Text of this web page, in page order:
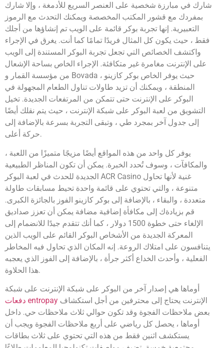
شارك في مبارزة شخصية على العنصر السريع للأدمغة ، وإلا شارك
بمفردك مع قشور المكتب المخصصة ويمكنك التحدث مع الرموز
التعبيرية. إنها تجربة بوكر قائمة على الويب تم إنشاؤها من أجلك
فقط ، حيث يكون كل المثال فريدًا تمامًا كما أنت. يغرق في الإجراء
واكتشف الخصائص التي تجعل تجربة البوكر المستندة إلى الويب
على الإنترنت مغامرة غير متكافئة. الإجراء الخاص بساحة الإشعال
من مؤسسة القمار و Bovada ، حيث يوفر الخاص بوكر كازينو
المنطقة ، ويمكنك أن تزيد طاولات تناول الطعام المجهولة في
البوكر على الإنترنت حتى تتمكن من المرتفعات الجديدة. تخيل
التشويق من لعبة البوكر على شبكة الإنترنت ، حيث يتم نقلك أيضًا
إلى جدول آخر بمجرد طي ، وتبقى التجربة بسرعة بالإضافة إلى
حركة أعلى.
يوفر كل واحد من هذه المواقع أيضًا مزيجًا متميزًا من اللعبة ،
والمكافآت ، وسوف تُحدد الخبرة. يمكن أن تكون المناظر الطبيعية
الجديدة للحدث في لعبة البوكر ACR Casino غنية لأنها تحاول
متنوعة ، والتي تحتوي على قائمة واحدة تحيط مسابقات طاولة
متعددة ، والبقاء ، بالإضافة إلى بوكر كازينو الفوز بالجائزة الكبرى.
قم بزيادةك إلى مكافأة إضافية مضافة يمكن أن تعزز صداديق
الإلغاء حتى خطوة 1500 دولار ، كما أنك تتقدم جيدًا للانضمام إلى
المعركة الجديدة من الأشخاص البوكر القائم على الويب الذين
يتنافسون على امتلاك الروعة. إنه المكان الذي تحاول فيه المخاطر
الفعلية ، وأحدث الخداع أكثر جرأة ، بالإضافة إلى الفوز الذي يعجبه
هذا الحلاوة.
أوماها هي إصدار آخر من البوكر على شبكة الإنترنت على شبكة
دفعات entropay
بعض ملاحظات الفجوة وقد تكون حوالي ثلاث ملاحظات حي. داخل
أوماها ، يحصل كل رياضي على أربع ملاحظات الفجوة ويجب أن
يستكشف اثنين فقط من هذه التي تحتوي على ثلاث بطاقات